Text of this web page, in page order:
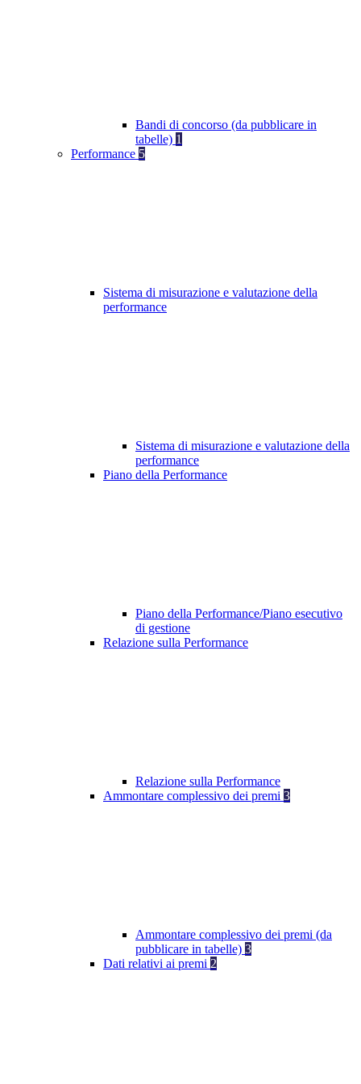
Bandi di concorso (da pubblicare in
tabelle) 1
Performance 5
Sistema di misurazione e valutazione della
performance
Sistema di misurazione e valutazione della
performance
Piano della Performance
Piano della Performance/Piano esecutivo
di gestione
Relazione sulla Performance
Relazione sulla Performance
Ammontare complessivo dei premi 3
Ammontare complessivo dei premi (da
pubblicare in tabelle) 3
Dati relativi ai premi 2